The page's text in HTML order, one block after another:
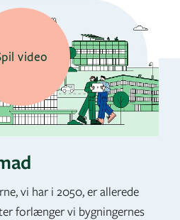
vi har i 2050, er allerede
forlænger vi bygningernes
video